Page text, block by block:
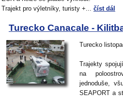
Trajekt pro výletníky, turisty +... číst dál
Turecko Canacale -
Turecko
Trajekty
na
jednoduše,
SEAPORT a